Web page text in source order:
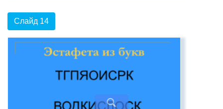
Слайд 14